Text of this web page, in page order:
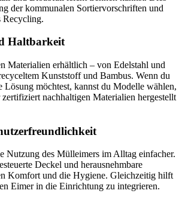
der kommunalen Sortiervorschriften und
Recycling.
Haltbarkeit
Materialien erhältlich – von Edelstahl und
Kunststoff und Bambus. Wenn du
Lösung möchtest, kannst du Modelle wählen,
zertifiziert nachhaltigen Materialien hergestellt
Nutzung des Mülleimers im Alltag einfacher.
Deckel und herausnehmbare
Komfort und die Hygiene. Gleichzeitig hilft
Eimer in die Einrichtung zu integrieren.